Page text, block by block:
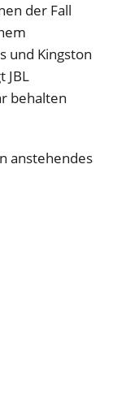
der Fall
und Kingston
JBL
behalten
anstehendes